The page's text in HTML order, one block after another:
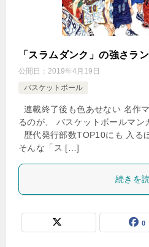
「スラムダンク」の強さラ
公開日： 2019年4月19日
バスケットボール
連載終了後も色あせない 名作
るのが、 バスケットボールマン
歴代発行部数TOP10にも 入る
そんな「ス […]
続きを
0